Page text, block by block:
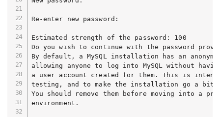
Re-enter new password:
Estimated strength of the password: 100
Do you wish to continue with the password
By default, a MySQL installation has an
allowing anyone to log into MySQL without
a user account created for them. This is
testing, and to make the installation go a bit
You should remove them before moving into a
environment.